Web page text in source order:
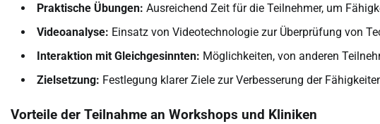
Praktische Übungen: Ausreichend Zeit für die Teilnehmer, um
Videoanalyse: Einsatz von Videotechnologie zur Überprüfung von
Interaktion mit Gleichgesinnten: Möglichkeiten, von anderen
Zielsetzung: Festlegung klarer Ziele zur Verbesserung der
Vorteile der Teilnahme an Workshops und Kliniken